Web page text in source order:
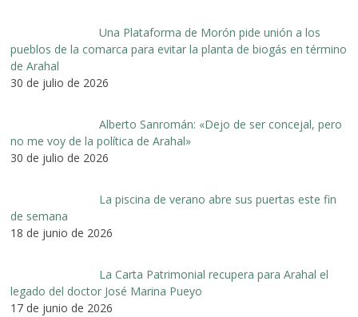
Una Plataforma de Morón pide unión a los
pueblos de la comarca para evitar la planta de biogás en término
de Arahal
30 de julio de 2026
Alberto Sanromán: «Dejo de ser concejal, pero
no me voy de la política de Arahal»
30 de julio de 2026
La piscina de verano abre sus puertas este fin
de semana
18 de junio de 2026
La Carta Patrimonial recupera para Arahal el
legado del doctor José Marina Pueyo
17 de junio de 2026